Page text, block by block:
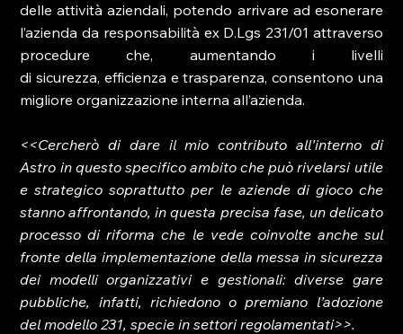
delle attività aziendali, potendo arrivare ad esonerare
l’azienda da responsabilità ex D.Lgs 231/01 attraverso
procedure che, aumentando i livelli
di sicurezza, efficienza e trasparenza, consentono una
migliore organizzazione interna all’azienda.
<<Cercherò di dare il mio contributo all’interno di
Astro in questo specifico ambito che può rivelarsi utile
e strategico soprattutto per le aziende di gioco che
stanno affrontando, in questa precisa fase, un delicato
processo di riforma che le vede coinvolte anche sul
fronte della implementazione della messa in sicurezza
dei modelli organizzativi e gestionali: diverse gare
pubbliche, infatti, richiedono o premiano l’adozione
del modello 231, specie in settori regolamentati>>.